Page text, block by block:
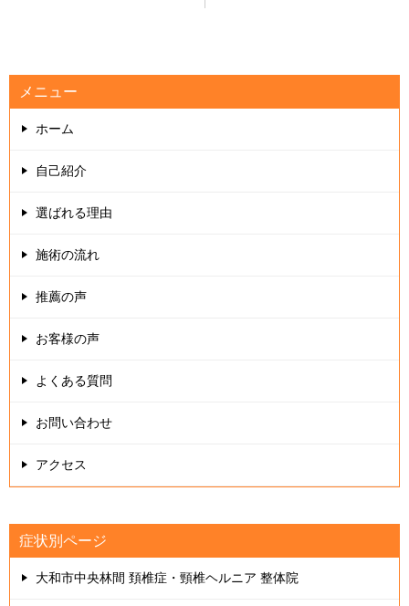
ビ
ゲ
ー
シ
メニュー
ホーム
自己紹介
選ばれる理由
施術の流れ
推薦の声
お客様の声
よくある質問
お問い合わせ
アクセス
症状別ページ
大和市中央林間 頚椎症・頸椎ヘルニア 整体院